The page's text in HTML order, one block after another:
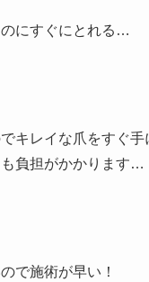
にすぐにとれる…
キレイな爪をすぐ
負担がかかります…
で施術が早い！